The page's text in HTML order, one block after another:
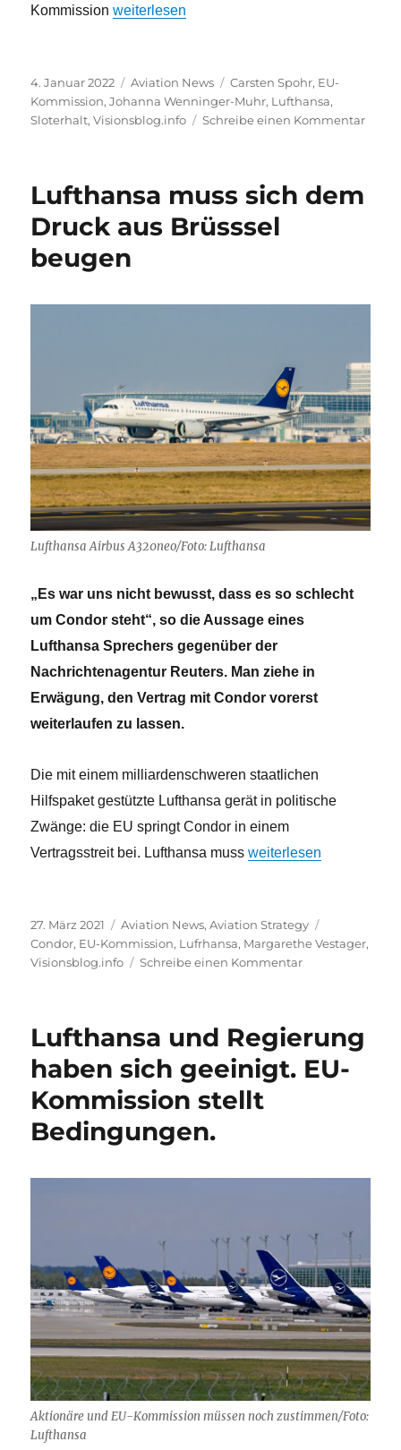
Kommission„Sloterhalt: Brüssel bleibt hart“
weiterlesen
Veröffentlicht
am
4. Januar 2022 Kategorien
Aviation News Schlagwörter
Carsten Spohr, EU-
Kommission,Johanna Wenninger-Muhr, Lufthansa,
Sloterhalt,Visionsblog.info Schreibe einen Kommentarzu
Lufthansa muss sich dem
Druck aus Brüsssel
beugen
Lufthansa Airbus A320neo/Foto: Lufthansa
„Es war uns nicht bewusst, dass es so schlecht
um Condor steht“, so die Aussage eines
Lufthansa Sprechers gegenüber der
Nachrichtenagentur Reuters. Man ziehe in
Erwägung, den Vertrag mit Condor vorerst
weiterlaufen zu lassen.
Die mit einem milliardenschweren staatlichen
Hilfspaket gestützte Lufthansa gerät in politische
Zwänge: die EU springt Condor in einem
Vertragsstreit bei. Lufthansa muss„Lufthansa muss sich
weiterlesen
Veröffentlicht
am
27. März 2021 Kategorien
Aviation News,Aviation Strategy
Condor, EU-Kommission, Lufrhansa, Margarethe Vestager,
Visionsblog.info
Schreibe einen Kommentarzu
dem
aus
Lufthansa und Regierung
haben sich geeinigt. EU-
Kommission stellt
Bedingungen.
Aktionäre und EU-Kommission müssen noch zustimmen/Foto:
Lufthansa